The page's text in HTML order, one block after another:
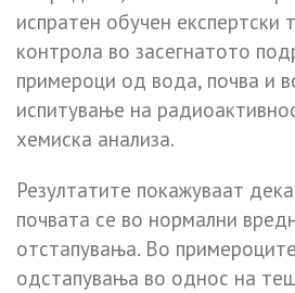
испратен обучен експертски
контрола во засегнатото
примероци од вода, почва и
испитување на
хемиска анализа.
Резултатите покажуваат
почвата се во нормални
отстапувања. Во
одстапувања во однос на